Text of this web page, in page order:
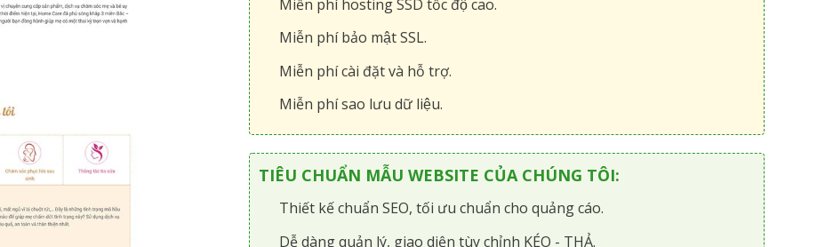
Miễn phí hosting SSD tốc độ cao.
Miễn phí bảo mật SSL.
Miễn phí cài đặt và hỗ trợ.
Miễn phí sao lưu dữ liệu.
TIÊU CHUẨN MẪU WEBSITE CỦA CHÚNG TÔI:
Thiết kế chuẩn SEO, tối ưu chuẩn cho quảng cáo.
Dễ dàng quản lý, giao diện tùy chỉnh KÉO - THẢ.